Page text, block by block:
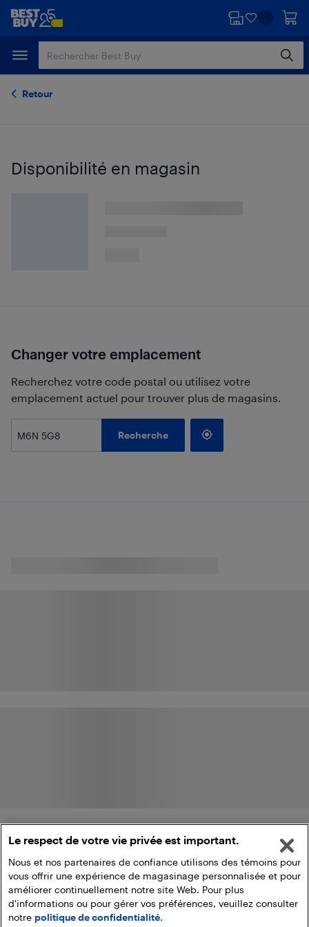
Passer
principal
Passer
Retour
Disponibilité en magasin
Changer votre emplacement
Recherchez votre code postal ou utilisez votre
emplacement actuel pour trouver plus de magasins.
Recherche
Le respect de votre vie privée est important.
Nous et nos partenaires de confiance utilisons des témoins pour
vous offrir une expérience de magasinage personnalisée et pour
améliorer continuellement notre site Web. Pour plus
d'informations ou pour gérer vos préférences, veuillez consulter
notre politique de confidentialité.